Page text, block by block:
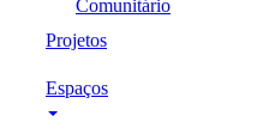
Comunitário
Projetos
Espaços